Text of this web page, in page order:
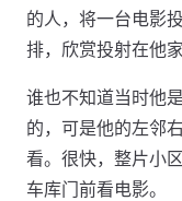
的人，将一台电影
排，欣赏投射在他
谁也不知道当时他
的，可是他的左邻
看。很快，整片小
车库门前看电影。